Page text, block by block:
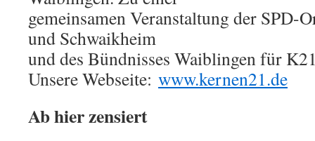
gemeinsamen Veranstaltung der SPD-
und Schwaikheim
und des Bündnisses Waiblingen für
Unsere Webseite: www.kernen21.de
Ab hier zensiert